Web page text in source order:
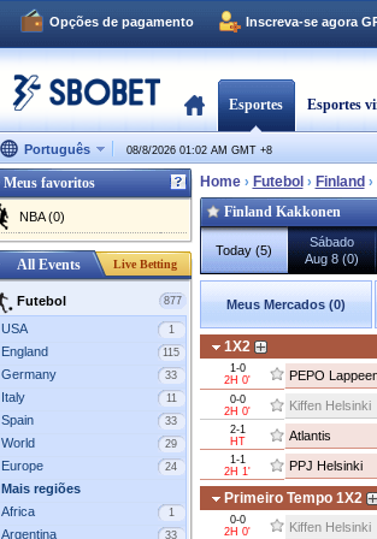
Opções de pagamento Inscreva-se agora
Esportes Esportes
Português 08/8/2026 01:02 AM GMT +8
Meus favoritos
NBA (0)
All Events Live Betting
Futebol 877
USA 1
England 115
Germany 33
Italy 11
Spain 33
World 29
Europe 24
Mais regiões
Africa
1
Argentina 33
Home› Futebol › Finland ›
Finland Kakkonen
Today (5)
Sábado
Aug 8 (0)
Meus Mercados (0)
1X2
1-0
2H 0'
PEPO
0-0
2H 0'
Kiffen Helsinki
2-1
HT
Atlantis
1-1
2H 1'
PPJ Helsinki
Primeiro Tempo 1X2
0-0
2H 0'
Kiffen Helsinki